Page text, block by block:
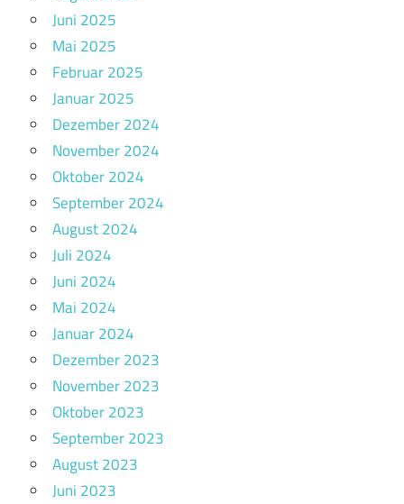
Juni 2025
Mai 2025
Februar 2025
Januar 2025
Dezember 2024
November 2024
Oktober 2024
September 2024
August 2024
Juli 2024
Juni 2024
Mai 2024
Januar 2024
Dezember 2023
November 2023
Oktober 2023
September 2023
August 2023
Juni 2023